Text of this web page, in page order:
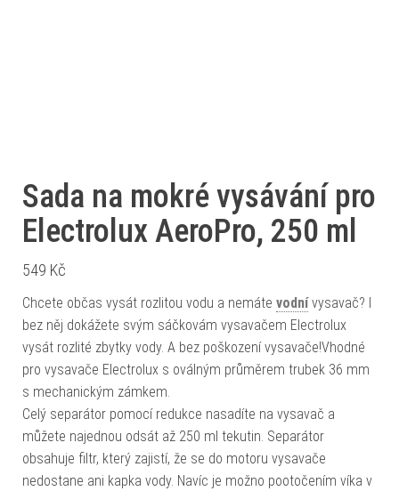
Sada na mokré vysávání pro
Electrolux AeroPro, 250 ml
549 Kč
Chcete občas vysát rozlitou vodu a nemáte vodnívysavač? I
bez něj dokážete svým sáčkovám vysavačem Electrolux
vysát rozlité zbytky vody. A bez poškození vysavače!Vhodné
pro vysavače Electrolux s oválným průměrem trubek 36 mm
s mechanickým zámkem.
Celý separátor pomocí redukce nasadíte na vysavač a
můžete najednou odsát až 250 ml tekutin. Separátor
obsahuje filtr, který zajistí, že se do motoru vysavače
nedostane ani kapka vody. Navíc je možno pootočením víka v